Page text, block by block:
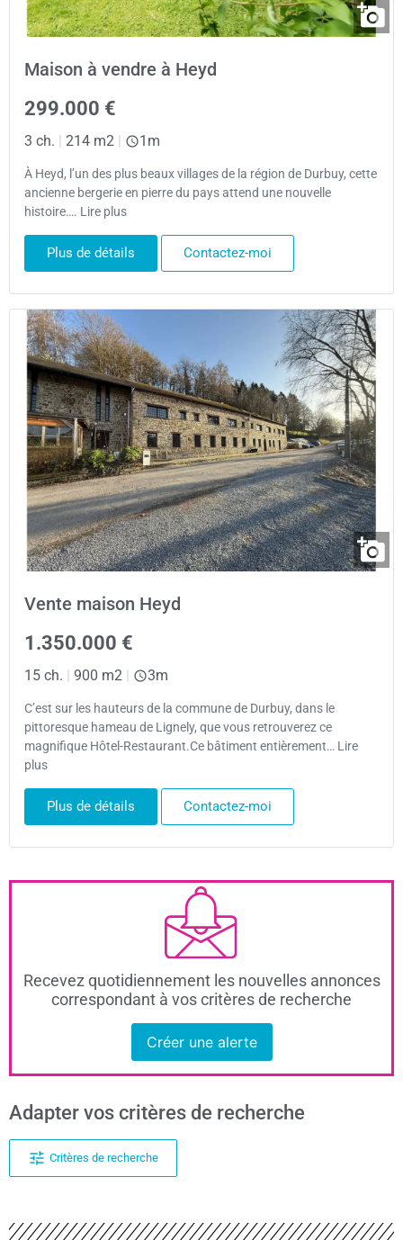
Maison à vendre à Heyd
299.000 €
3 ch. | 214 m2 | 1m
À Heyd, l’un des plus beaux villages de la région de Durbuy, cette
ancienne bergerie en pierre du pays attend une nouvelle
histoire…. Lire plus
Plus de détails Contactez-moi
Vente maison Heyd
1.350.000 €
15 ch. | 900 m2 | 3m
C’est sur les hauteurs de la commune de Durbuy, dans le
pittoresque hameau de Lignely, que vous retrouverez ce
magnifique Hôtel-Restaurant.Ce bâtiment entièrement… Lire
plus
Plus de détails Contactez-moi
Recevez quotidiennement les nouvelles annonces
correspondant à vos critères de recherche
Créer une alerte
Adapter vos critères de recherche
Critères de recherche